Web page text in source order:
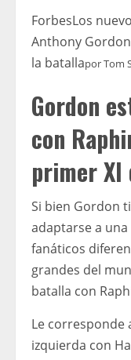
ForbesLos
Anthony
la batallaporTom
Gordon
con
primer XI
Si bien Gordon
adaptarse a
fanáticos
grandes del
batalla con
Le corresponde
izquierda con